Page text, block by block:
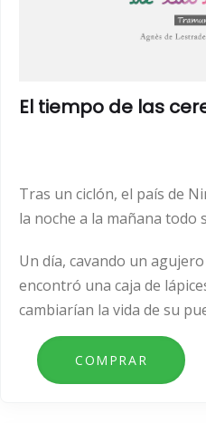
El tiempo de las
Tras un ciclón, el país de
la noche a la mañana todo
Un día, cavando un
encontró una caja de
cambiarían la vida de su